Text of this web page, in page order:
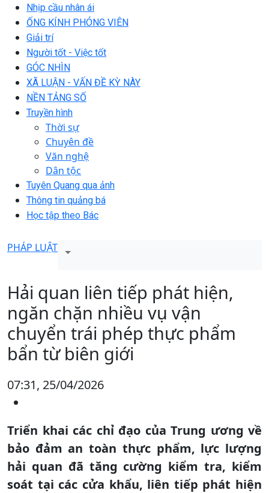
Nhịp cầu nhân ái
ỐNG KÍNH PHÓNG VIÊN
Giải trí
Người tốt - Việc tốt
GÓC NHÌN
XÃ LUẬN - VẤN ĐỀ KỲ NÀY
NỀN TẢNG SỐ
Truyền hình
Thời sự
Chuyên đề
Văn nghệ
Dân tộc
Tuyên Quang qua ảnh
Thông tin quảng bá
Học tập theo Bác
PHÁP LUẬT
Hải quan liên tiếp phát hiện,
ngăn chặn nhiều vụ vận
chuyển trái phép thực phẩm
bẩn từ biên giới
07:31, 25/04/2026
Triển khai các chỉ đạo của Trung ương về
bảo đảm an toàn thực phẩm, lực lượng
hải quan đã tăng cường kiểm tra, kiểm
soát tại các cửa khẩu, liên tiếp phát hiện